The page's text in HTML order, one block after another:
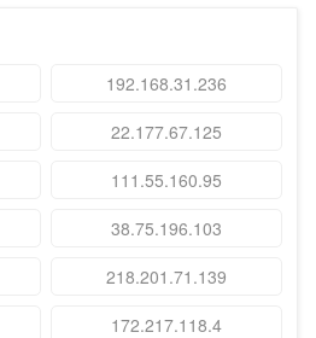
192.168.31.236
22.177.67.125
111.55.160.95
38.75.196.103
218.201.71.139
172.217.118.4